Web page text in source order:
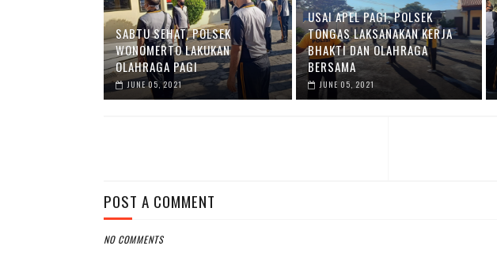
SABTU SEHAT, POLSEK
WONOMERTO LAKUKAN
OLAHRAGA PAGI
JUNE 05, 2021
USAI APEL PAGI, POLSEK
TONGAS LAKSANAKAN KERJA
BHAKTI DAN OLAHRAGA
BERSAMA
JUNE 05, 2021
POST A COMMENT
NO COMMENTS